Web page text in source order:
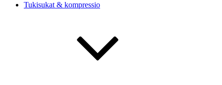
Tukisukat & kompressio